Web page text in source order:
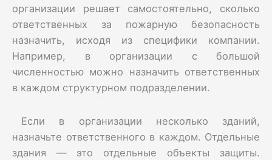
организации решает самостоятельно, сколько
ответственных за пожарную безопасность
назначить, исходя из специфики компании.
Например, в организации с большой
численностью можно назначить ответственных
в каждом структурном подразделении.
Если в организации несколько зданий,
назначьте ответственного в каждом. Отдельные
здания — это отдельные объекты защиты.